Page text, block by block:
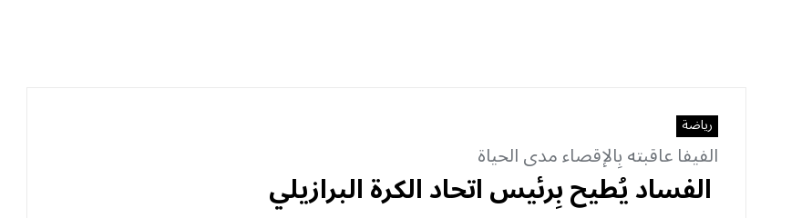
رياضة
الفيفا عاقبته بِالإقصاء مدى الحياة
الفساد يُطيح بِرئيس اتحاد الكرة البرازيلي